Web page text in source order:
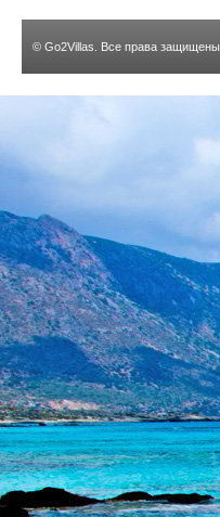
© Go2Villas . Все права защищены.